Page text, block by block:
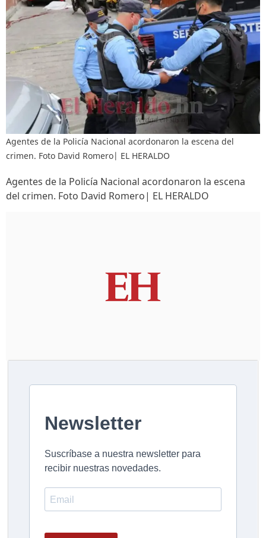
Agentes de la Policía Nacional acordonaron la escena del
crimen. Foto David Romero| EL HERALDO
Agentes de la Policía Nacional acordonaron la escena
del crimen. Foto David Romero| EL HERALDO